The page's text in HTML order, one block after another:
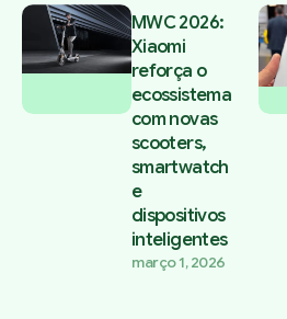
MWC 2026:
Xiaomi
reforça o
ecossistema
com novas
scooters,
smartwatch
e
dispositivos
inteligentes
março 1, 2026